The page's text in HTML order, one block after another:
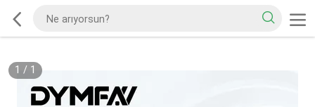
1 / 1